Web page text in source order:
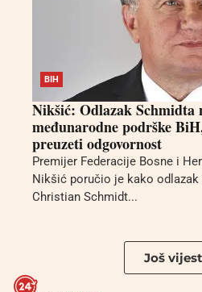
BIH
Nikšić: Odlazak Schmidta
međunarodne podrške
preuzeti odgovornost
Premijer Federacije Bosne i
Nikšić poručio je kako
Christian Schmidt...
Još